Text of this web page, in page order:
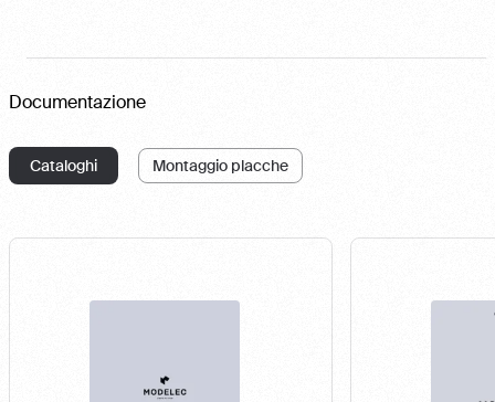
Documentazione
Cataloghi Montaggio placche